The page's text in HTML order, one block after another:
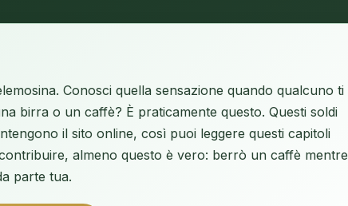
Conosci quella sensazione quando qualcuno ti
birra o un caffè? È praticamente questo. Questi soldi
il sito online, così puoi leggere questi capitoli
almeno questo è vero: berrò un caffè mentre
parte tua.